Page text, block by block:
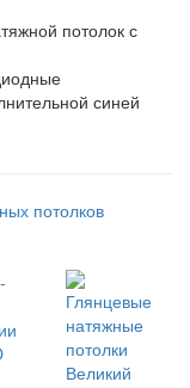
потолок с
синей